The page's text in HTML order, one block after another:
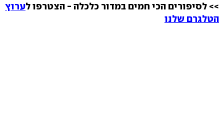
>> לסיפורים הכי חמים במדור כלכלה - הצטרפו לערוץ
הטלגרם שלנו